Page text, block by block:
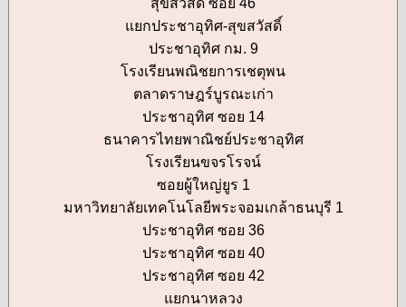
สุขสวัสดิ์ ซอย 46
แยกประชาอุทิศ-สุขสวัสดิ์
ประชาอุทิศ กม. 9
โรงเรียนพณิชยการเชตุพน
ตลาดราษฎร์บูรณะเก่า
ประชาอุทิศ ซอย 14
ธนาคารไทยพาณิชย์ประชาอุทิศ
โรงเรียนขจรโรจน์
ซอยผู้ใหญ่ยูร 1
มหาวิทยาลัยเทคโนโลยีพระจอมเกล้าธนบุรี 1
ประชาอุทิศ ซอย 36
ประชาอุทิศ ซอย 40
ประชาอุทิศ ซอย 42
แยกนาหลวง